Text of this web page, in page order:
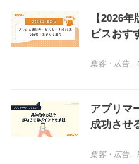
【2026
ビスおす
集客・広告、
アプリマ
成功させ
集客・広告、